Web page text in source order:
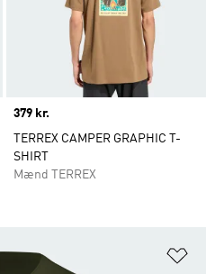
Price
379 kr.
TERREX CAMPER GRAPHIC T-
SHIRT
Mænd TERREX